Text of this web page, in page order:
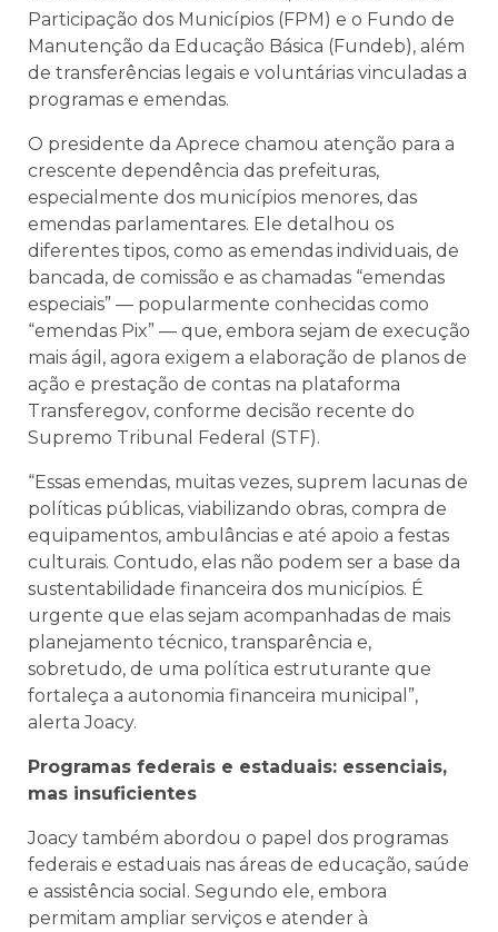
Participação dos Municípios (FPM) e o Fundo de
Manutenção da Educação Básica (Fundeb), além
de transferências legais e voluntárias vinculadas a
programas e emendas.
O presidente da Aprece chamou atenção para a
crescente dependência das prefeituras,
especialmente dos municípios menores, das
emendas parlamentares. Ele detalhou os
diferentes tipos, como as emendas individuais, de
bancada, de comissão e as chamadas “emendas
especiais” — popularmente conhecidas como
“emendas Pix” — que, embora sejam de execução
mais ágil, agora exigem a elaboração de planos de
ação e prestação de contas na plataforma
Transferegov, conforme decisão recente do
Supremo Tribunal Federal (STF).
“Essas emendas, muitas vezes, suprem lacunas de
políticas públicas, viabilizando obras, compra de
equipamentos, ambulâncias e até apoio a festas
culturais. Contudo, elas não podem ser a base da
sustentabilidade financeira dos municípios. É
urgente que elas sejam acompanhadas de mais
planejamento técnico, transparência e,
sobretudo, de uma política estruturante que
fortaleça a autonomia financeira municipal”,
alerta Joacy.
Programas federais e estaduais: essenciais,
mas insuficientes
Joacy também abordou o papel dos programas
federais e estaduais nas áreas de educação, saúde
e assistência social. Segundo ele, embora
permitam ampliar serviços e atender à